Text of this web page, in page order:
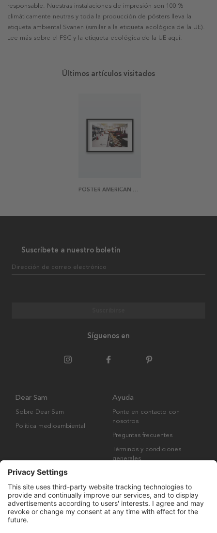
responsable. Nuestras instalaciones de impresión son 100 %
climáticamente neutras y toda la producción de pósters lleva la
etiqueta ambiental Svanen (similar a la etiqueta ecológica de la UE).
Lee más sobre el FSC y la etiqueta ecológica de la UE aquí.
Últimos artículos visitados
POSTER AMERICAN DINER
Suscríbete a nuestro boletín
Dirección de correo electrónico
Síguenos en
Dear Sam
Sobre Dear Sam
Política medioambiental
Ayuda
Ponte en contacto con
nosotros
Preguntas frecuentes
Términos y condiciones
generales
Derechos de autor © Many Brands AB 2023. Todos los derechos